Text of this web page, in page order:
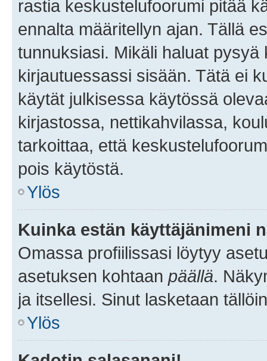
rastia keskustelufoorumi pitää
ennalta määritellyn ajan. Tällä
tunnuksiasi. Mikäli haluat
kirjautuessassi sisään. Tätä ei
käytät julkisessa käytössä
kirjastossa, nettikahvilassa,
tarkoittaa, että
pois käytöstä.
Ylös
Kuinka estän käyttäjänimeni
Omassa profiilissasi löytyy
asetuksen kohtaan päällä.
ja itsellesi. Sinut lasketaan
Ylös